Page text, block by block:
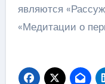
являются
«Медитации о